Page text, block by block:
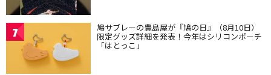
7 鳩サブレーの豊島屋が『鳩の日』（8月10日）
限定グッズ詳細を発表！今年はシリコンポーチ
「はとっこ」